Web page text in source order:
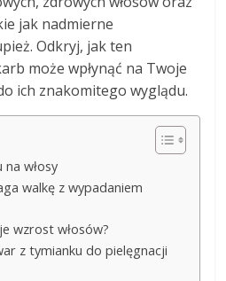
jak nadmierne
Odkryj, jak ten
może wpłynąć na Twoje
ich znakomitego wyglądu.
na włosy
walkę z wypadaniem
wzrost włosów?
z tymianku do pielęgnacji